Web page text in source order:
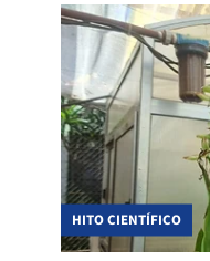
HITO CIENTÍFICO